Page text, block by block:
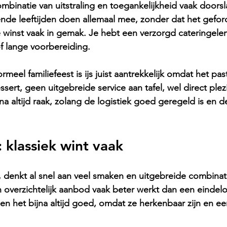
van uitstraling en toegankelijkheid vaak
leeftijden doen allemaal mee, zonder dat het
vaak in gemak. Je hebt een verzorgd
lange voorbereiding.
familiefeest is ijs juist aantrekkelijk omdat het
geen uitgebreide service aan tafel, wel direct
altijd raak, zolang de logistiek goed geregeld is en
klassiek wint vaak
denkt al snel aan veel smaken en uitgebreide
aanbod vaak beter werkt dan een
het bijna altijd goed, omdat ze herkenbaar zijn en